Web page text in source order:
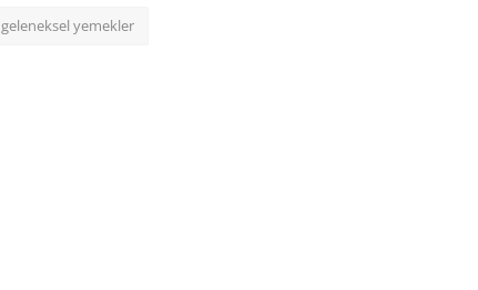
geleneksel yemekler